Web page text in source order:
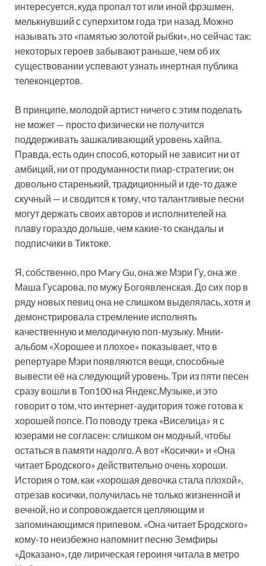
интересуется, куда пропал тот или иной фрэшмен,
мелькнувший с суперхитом года три назад. Можно
называть это «памятью золотой рыбки», но сейчас так:
некоторых героев забывают раньше, чем об их
существовании успевают узнать инертная публика
телеконцертов.
В принципе, молодой артист ничего с этим поделать
не может — просто физически не получится
поддерживать зашкаливающий уровень хайпа.
Правда, есть один способ, который не зависит ни от
амбиций, ни от продуманности пиар-стратегии; он
довольно старенький, традиционный и где-то даже
скучный — и сводится к тому, что талантливые песни
могут держать своих авторов и исполнителей на
плаву гораздо дольше, чем какие-то скандалы и
подписчики в Тиктоке.
Я, собственно, про Mary Gu, она же Мэри Гу, она же
Маша Гусарова, по мужу Богоявленская. До сих пор в
ряду новых певиц она не слишком выделялась, хотя и
демонстрировала стремление исполнять
качественную и мелодичную поп-музыку. Мнии-
альбом «Хорошее и плохое» показывает, что в
репертуаре Мэри появляются вещи, способные
вывести её на следующий уровень. Три из пяти песен
сразу вошли в Топ100 на Яндекс.Музыке, и это
говорит о том, что интернет-аудитория тоже готова к
хорошей попсе. По поводу трека «Виселица» я с
юзерами не согласен: слишком он модный, чтобы
остаться в памяти надолго. А вот «Косички» и «Она
читает Бродского» действительно очень хороши.
История о том, как «хорошая девочка стала плохой»,
отрезав косички, получилась не только жизненной и
вечной, но и сопровождается цепляющим и
запоминающимся припевом. «Она читает Бродского»
кому-то неизбежно напомнит песню Земфиры
«Доказано», где лирическая героиня читала в метро